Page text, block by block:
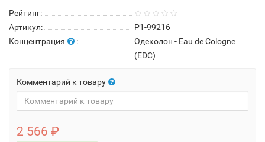
Рейтинг:
Артикул:
P1-99216
Концентрация
:
Одеколон - Eau de Cologne
(EDC)
Комментарий к товару
2 566 ₽